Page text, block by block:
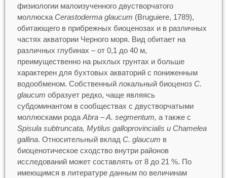
физиологии малоизученного двустворчатого
моллюска Cerastoderma glaucum (Bruguiere, 1789),
обитающего в прибрежных биоценозах и в различных
частях акватории Черного моря. Вид обитает на
различных глубинах – от 0,1 до 40 м,
преимущественно на рыхлых грунтах и больше
характерен для бухтовых акваторий с пониженным
водообменом. Собственный локальный биоценоз C.
glaucum образует редко, чаще являясь
субдоминантом в сообществах с двустворчатыми
моллюсками рода Abra – A. segmentum, а также с
Spisula subtruncata, Mytilus galloprovincialis и Chamelea
gallina. Относительный вклад С. glaucum в
биоценотическое сходство внутри районов
исследований может составлять от 8 до 21 %. По
имеющимся в литературе данным по величинам